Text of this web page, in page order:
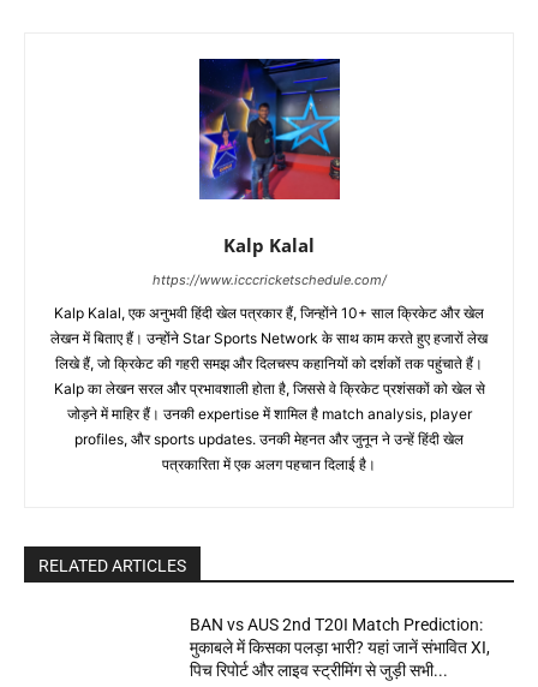
Kalp Kalal
https://www.icccricketschedule.com/
Kalp Kalal, एक अनुभवी हिंदी खेल पत्रकार हैं, जिन्होंने 10+ साल क्रिकेट और खेल
लेखन में बिताए हैं। उन्होंने Star Sports Network के साथ काम करते हुए हजारों लेख
लिखे हैं, जो क्रिकेट की गहरी समझ और दिलचस्प कहानियों को दर्शकों तक पहुंचाते हैं।
Kalp का लेखन सरल और प्रभावशाली होता है, जिससे वे क्रिकेट प्रशंसकों को खेल से
जोड़ने में माहिर हैं। उनकी expertise में शामिल है match analysis, player
profiles, और sports updates. उनकी मेहनत और जुनून ने उन्हें हिंदी खेल
पत्रकारिता में एक अलग पहचान दिलाई है।
RELATED ARTICLES
BAN vs AUS 2nd T20I Match Prediction:
मुकाबले में किसका पलड़ा भारी? यहां जानें संभावित XI,
पिच रिपोर्ट और लाइव स्ट्रीमिंग से जुड़ी सभी...